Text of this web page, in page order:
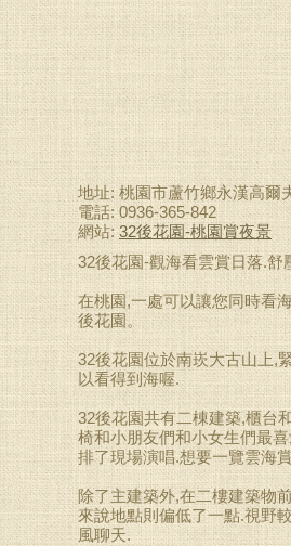
地址: 桃園市蘆竹鄉永漢高爾
電話: 0936-365-842
網站: 32後花園-桃園賞夜景
32後花園-觀海看雲賞日落.舒
在桃園,一處可以讓您同時看
後花園。
32後花園位於南崁大古山上,
以看得到海喔.
32後花園共有二棟建築,櫃台
椅和小朋友們和小女生們最
排了現場演唱.想要一覽雲海
除了主建築外,在二樓建築物
來說地點則偏低了一點.視野
風聊天.